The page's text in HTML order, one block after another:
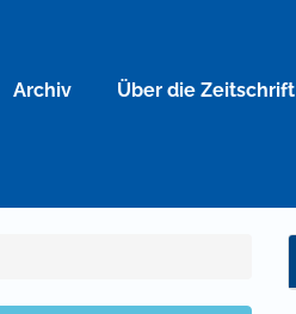
Archiv Über die Zeitschrift